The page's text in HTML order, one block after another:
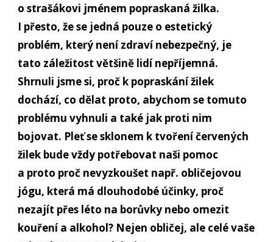
o strašákovi jménem popraskaná žilka.
I přesto, že se jedná pouze o estetický
problém, který není zdraví nebezpečný, je
tato záležitost většině lidí nepříjemná.
Shrnuli jsme si, proč k popraskání žilek
dochází, co dělat proto, abychom se tomuto
problému vyhnuli a také jak proti nim
bojovat. Pleť se sklonem k tvoření červených
žilek bude vždy potřebovat naši pomoc
a proto proč nevyzkoušet např. obličejovou
jógu, která má dlouhodobé účinky, proč
nezajít přes léto na borůvky nebo omezit
kouření a alkohol? Nejen obličej, ale celé vaše